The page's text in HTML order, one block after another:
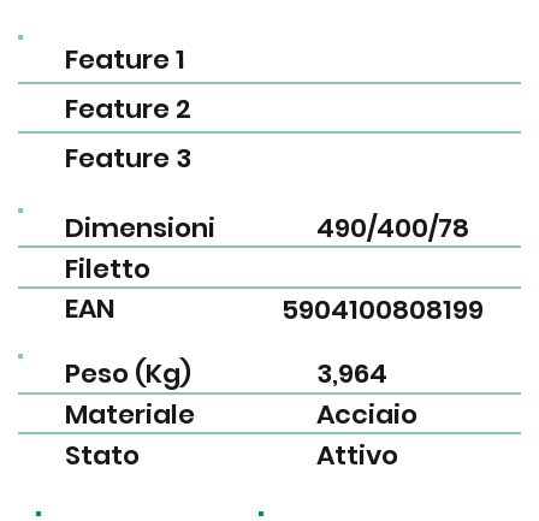
EAN
Filetto
Dimensioni
5904100808199
490/400/78
Peso (Kg)
Materiale
Stato
3,964
Acciaio
Attivo
Feature 1
Feature 2
Feature 3